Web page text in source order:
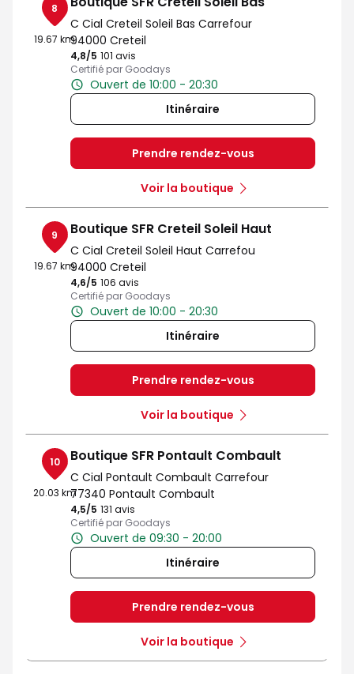
8
19.67 km
C Cial Creteil Soleil Bas Carrefour
94000 Creteil
4,8/5 Note de 4.8 sur 5
101 avis
Certifié par Goodays
Ouvert de 10:00 - 20:30
Itinéraire
Prendre rendez-vous
Voir la boutique
9
19.67 km
Boutique SFR Creteil Soleil Haut
C Cial Creteil Soleil Haut Carrefou
94000 Creteil
4,6/5 Note de 4.6 sur 5
106 avis
Certifié par Goodays
Ouvert de 10:00 - 20:30
Itinéraire
Prendre rendez-vous
Voir la boutique
10
20.03 km
Boutique SFR Pontault Combault
C Cial Pontault Combault Carrefour
77340 Pontault Combault
4,5/5 Note de 4.5 sur 5
131 avis
Certifié par Goodays
Ouvert de 09:30 - 20:00
Itinéraire
Prendre rendez-vous
Voir la boutique